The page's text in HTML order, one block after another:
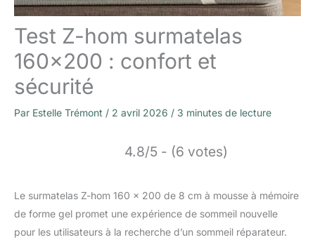
Test Z-hom surmatelas
160×200 : confort et
sécurité
Par Estelle Trémont / 2 avril 2026 / 3 minutes de lecture
4.8/5 - (6 votes)
Le surmatelas Z-hom 160 x 200 de 8 cm à mousse à mémoire
de forme gel promet une expérience de sommeil nouvelle
pour les utilisateurs à la recherche d’un sommeil réparateur.